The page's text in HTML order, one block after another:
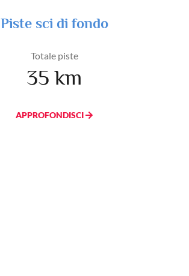
Piste sci di fondo
Totale piste
35 km
APPROFONDISCI